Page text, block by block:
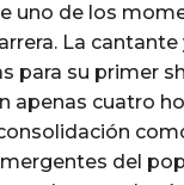
uno de los
La
para su primer
apenas cuatro
del